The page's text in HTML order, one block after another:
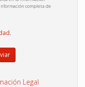
completa de
.
Legal